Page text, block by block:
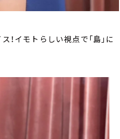
イモトらしい視点で「島」に